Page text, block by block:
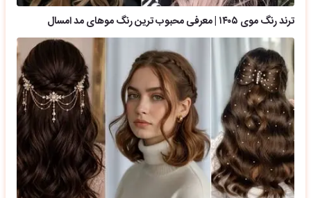
ترند رنگ موی ۱۴۰۵ | معرفی محبوب ترین رنگ موهای مد امسال